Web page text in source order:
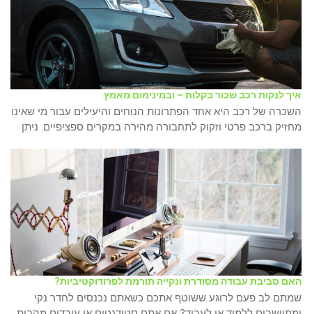
איך לנקות רכב שכור בקלות – ובמינימום מאמץ
השכרה של רכב היא אחד הפתרונות הנוחים והיעילים עבור מי שאינו
מחזיק ברכב פרטי וזקוק לתחבורה מהירה במקרים ספציפיים. ניתן
האם סביבת עבודה מסודרת ונקייה תורמת לפרודוקטיביות?
שמתם לב פעם לרוגע ששוטף אתכם כשאתם נכנסים לחדר נקי